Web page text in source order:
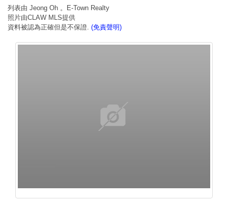
列表由 Jeong Oh 。E-Town Realty
照片由CLAW MLS提供
資料被認為正確但是不保證. (免責聲明)